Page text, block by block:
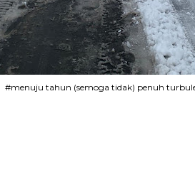
#menuju tahun (semoga tidak) penuh